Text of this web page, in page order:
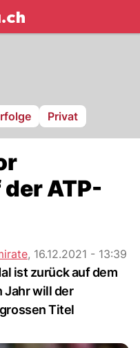
NAU.ch
Privat
ATP-
, 16.12.2021 - 13:39
ist zurück auf dem
Jahr will der
Titel